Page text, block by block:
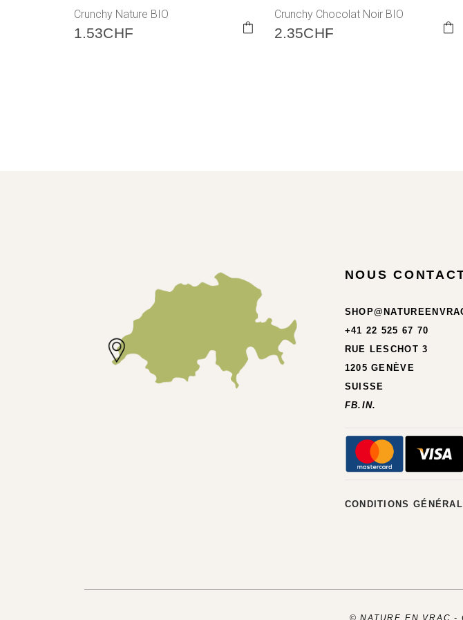
Crunchy Nature BIO
1.53CHF
Crunchy Chocolat Noir BIO
2.35CHF
NOUS
+41 22 525 67 70
RUE LESCHOT 3
1205 GENÈVE
SUISSE
FB. IN.
CONDITIONS
© NATURE EN VRAC -